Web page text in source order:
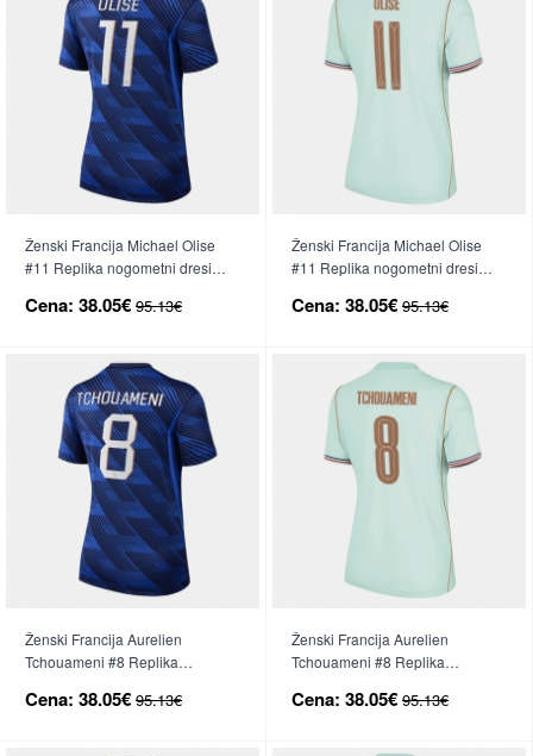
Ženski Francija Michael Olise
#11 Replika nogometni dresi
Cena: 38.05€ 95.13€
Ženski Francija Michael Olise
#11 Replika nogometni dresi
Cena: 38.05€ 95.13€
Ženski Francija Aurelien
Tchouameni #8 Replika
2026 Kratek Rokav
Cena: 38.05€ 95.13€
Ženski Francija Aurelien
Tchouameni #8 Replika
2026 Kratek Rokav
Cena: 38.05€ 95.13€